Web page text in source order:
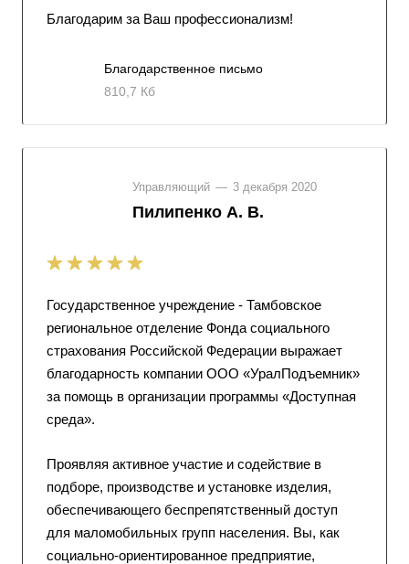
Благодарим за Ваш профессионализм!
Благодарственное письмо
810,7 Кб
Управляющий — 3 декабря 2020
Пилипенко А. В.
Государственное учреждение - Тамбовское
региональное отделение Фонда социального
страхования Российской Федерации выражает
благодарность компании ООО «УралПодъемник»
за помощь в организации программы «Доступная
среда».
Проявляя активное участие и содействие в
подборе, производстве и установке изделия,
обеспечивающего беспрепятственный доступ
для маломобильных групп населения. Вы, как
социально-ориентированное предприятие,